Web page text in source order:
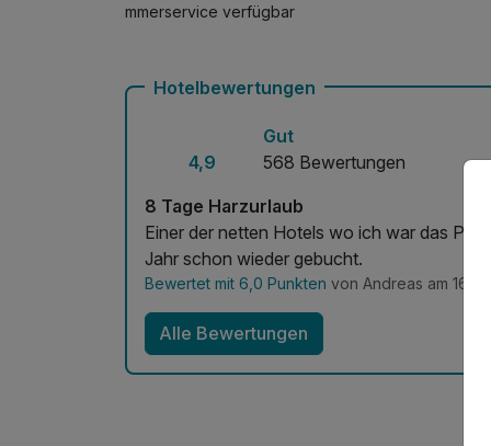
Zimmerservice verfügbar
Hotelbewertungen
4,9
Gut
568 Bewertungen
8 Tage Harzurlaub
Einer der netten Hotels wo ich war das
Jahr schon wieder gebucht.
Bewertet mit 6,0 Punkten von Andreas am
Alle Bewertungen